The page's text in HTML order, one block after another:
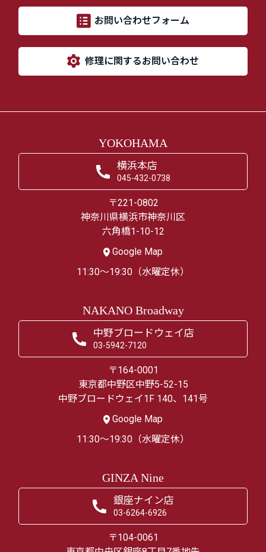
お問い合わせフォーム
修理に関するお問い合わせ
YOKOHAMA
横浜本店
045-432-0738
〒221-0802
神奈川県横浜市神奈川区
六角橋1-10-12
Google Map
11:30～19:30（水曜定休）
NAKANO Broadway
中野ブロードウェイ店
03-5942-7120
〒164-0001
東京都中野区中野5-52-15
中野ブロードウェイ1F 140、141号
Google Map
11:30～19:30（水曜定休）
GINZA Nine
銀座ナイン店
03-6264-6926
〒104-0061